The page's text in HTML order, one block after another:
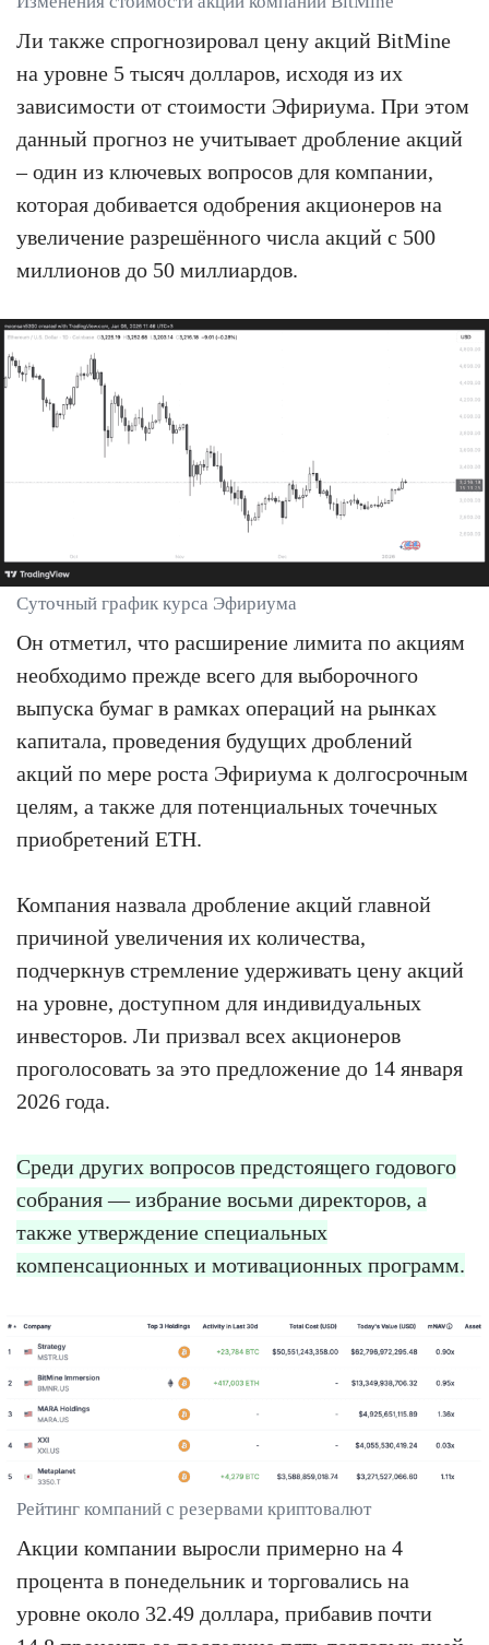
Ли также спрогнозировал цену акций BitMine
на уровне 5 тысяч долларов, исходя из их
зависимости от стоимости Эфириума. При этом
данный прогноз не учитывает дробление акций
– один из ключевых вопросов для компании,
которая добивается одобрения акционеров на
увеличение разрешённого числа акций с 500
миллионов до 50 миллиардов.
Суточный график курса Эфириума
Он отметил, что расширение лимита по акциям
необходимо прежде всего для выборочного
выпуска бумаг в рамках операций на рынках
капитала, проведения будущих дроблений
акций по мере роста Эфириума к долгосрочным
целям, а также для потенциальных точечных
приобретений ETH.
Компания назвала дробление акций главной
причиной увеличения их количества,
подчеркнув стремление удерживать цену акций
на уровне, доступном для индивидуальных
инвесторов. Ли призвал всех акционеров
проголосовать за это предложение до 14 января
2026 года.
Среди других вопросов предстоящего годового
собрания — избрание восьми директоров, а
также утверждение специальных
компенсационных и мотивационных программ.
Рейтинг компаний с резервами криптовалют
Акции компании выросли примерно на 4
процента в понедельник и торговались на
уровне около 32.49 доллара, прибавив почти